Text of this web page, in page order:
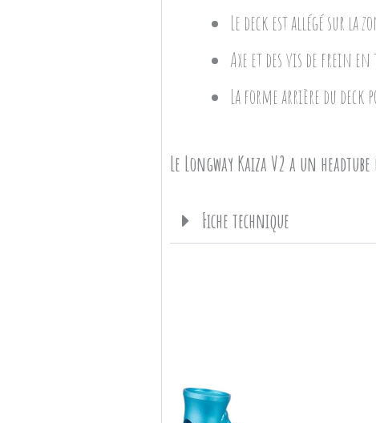
Le deck est allégé sur la
Axe et des vis de frein
La forme arrière du deck
Le Longway Kaiza V2 a un
Fiche technique